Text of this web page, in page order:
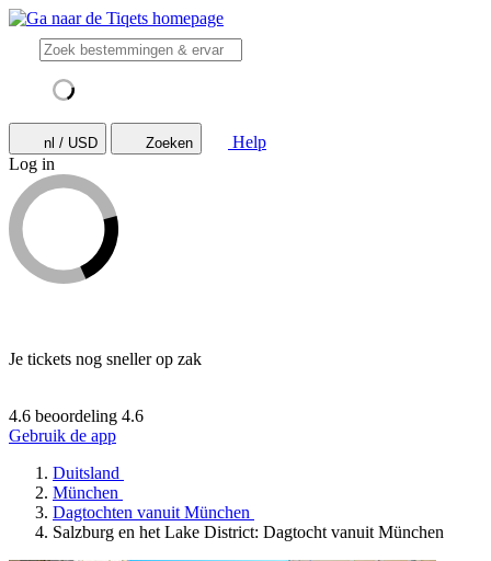
nl / USD Zoeken
Help
Log in
Je tickets nog sneller op zak
4.6 beoordeling 4.6
Gebruik de app
Duitsland
München
Dagtochten vanuit München
Salzburg en het Lake District: Dagtocht vanuit München